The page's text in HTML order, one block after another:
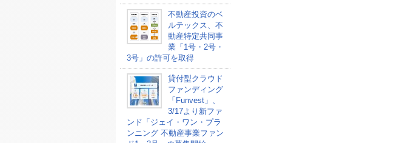
不動産投資のベ
ルテックス、不
動産特定共同事
業「1号・2号・
3号」の許可を取得
貸付型クラウド
ファンディング
「Funvest」、
3/17より新ファ
ンド「ジェイ・ワン・プラ
ンニング 不動産事業ファン